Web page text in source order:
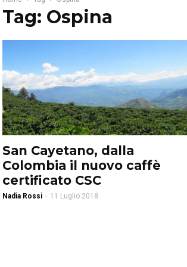
Tag: Ospina
San Cayetano, dalla
Colombia il nuovo caffè
certificato CSC
Nadia Rossi - 11 Luglio 2018